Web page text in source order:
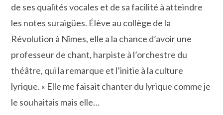
de ses qualités vocales et de sa facilité à atteindre
les notes suraigües. Élève au collège de la
Révolution à Nîmes, elle a la chance d’avoir une
professeur de chant, harpiste à l’orchestre du
théâtre, qui la remarque et l’initie à la culture
lyrique. « Elle me faisait chanter du lyrique comme je
le souhaitais mais elle…